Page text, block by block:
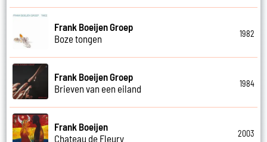
Frank Boeijen Groep
Boze tongen
1982
Frank Boeijen Groep
Brieven van een eiland
1984
Frank Boeijen
Chateau de Fleury
2003